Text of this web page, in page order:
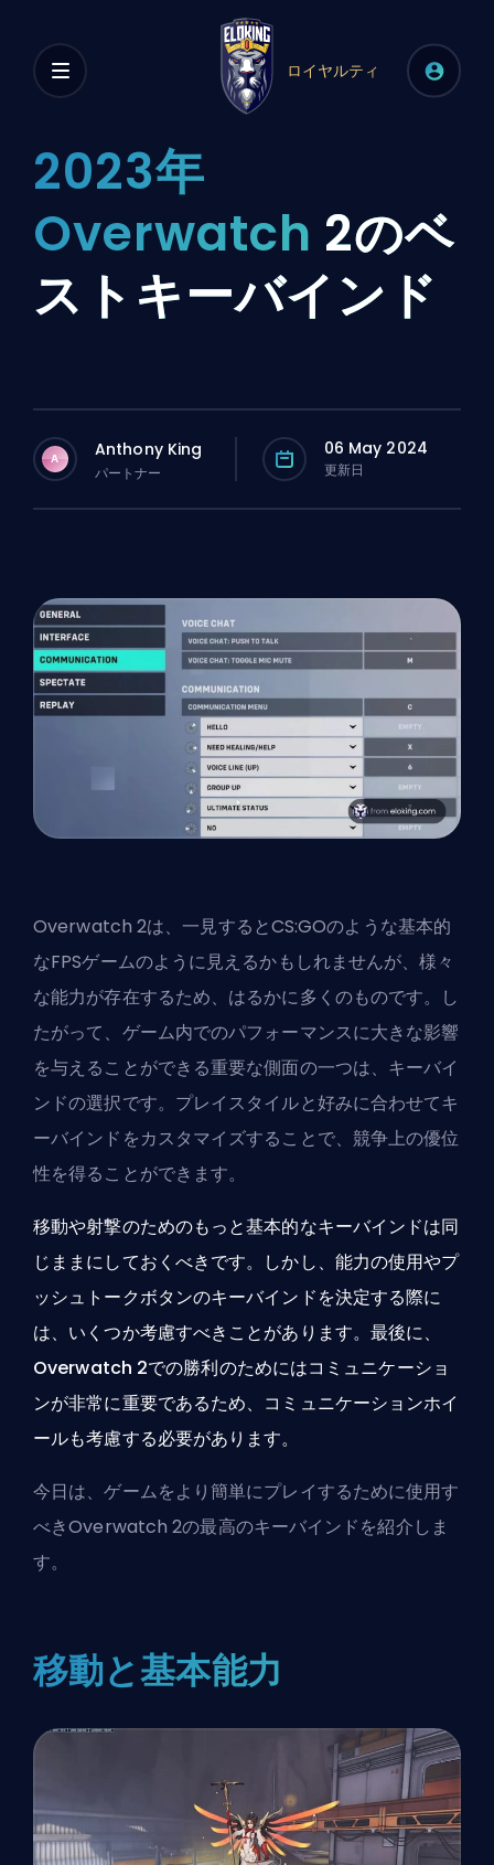
ロイヤルティ
2023年
Overwatch 2のベ
ストキーバインド
A Anthony King
パートナー
06 May 2024
更新日
Overwatch 2は、一見するとCS:GOのような基本的
なFPSゲームのように見えるかもしれませんが、様々
な能力が存在するため、はるかに多くのものです。し
たがって、ゲーム内でのパフォーマンスに大きな影響
を与えることができる重要な側面の一つは、キーバイ
ンドの選択です。プレイスタイルと好みに合わせてキ
ーバインドをカスタマイズすることで、競争上の優位
性を得ることができます。
移動や射撃のためのもっと基本的なキーバインドは同
じままにしておくべきです。しかし、能力の使用やプ
ッシュトークボタンのキーバインドを決定する際に
は、いくつか考慮すべきことがあります。最後に、
Overwatch 2での勝利のためにはコミュニケーショ
ンが非常に重要であるため、コミュニケーションホイ
ールも考慮する必要があります。
今日は、ゲームをより簡単にプレイするために使用す
べきOverwatch 2の最高のキーバインドを紹介しま
す。
移動と基本能力